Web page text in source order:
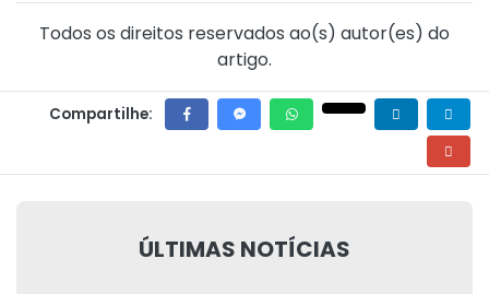
Todos os direitos reservados ao(s) autor(es) do
artigo.
Compartilhe:
ÚLTIMAS NOTÍCIAS